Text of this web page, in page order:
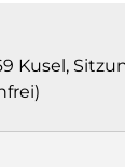
Kusel,